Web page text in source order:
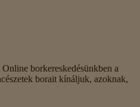
borkereskedésünkben a
borait kínáljuk, azoknak,